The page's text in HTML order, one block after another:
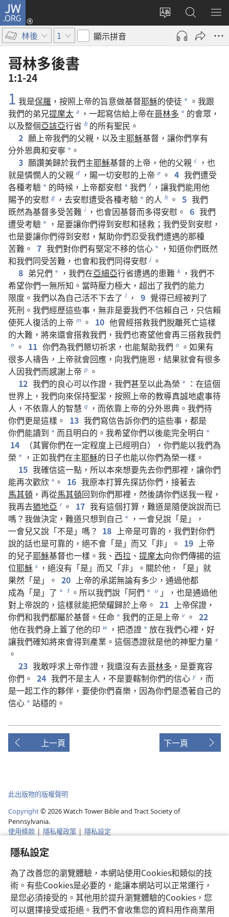
隱私設定
為了改善您的瀏覽體驗，本網站使用Cookies和類似的技
術。有些Cookies是必要的，能讓本網站可以正常運行，
是您必須接受的。其他用於提升瀏覽體驗的Cookies，您
可以選擇接受或拒絕。我們不會收集您的資料用作商業用
JW.ORG
更
網
登
入
啟
搜
尋
JW.ORG
顯
選
林後 1 顯示拼音
哥林多後書
1:1-24
1 我是保羅 ， 按照上帝的旨意做基督耶穌的使徒 * 。 我跟
我們的弟兄提摩太 a ， 一起寫信給上帝在哥林多 * 的會眾 ，
以及整個亞該亞行省 b 的所有聖民 。
2 願上帝我們的父親 ， 以及主耶穌基督 ， 讓你們享有
分外恩典和安寧 * 。
3 願讚美歸於我們主耶穌基督的上帝 ， 他的父親 c ， 也
就是憐憫人的父親 d ， 賜一切安慰的上帝 e 。 4 我們遭受
各種考驗 * 的時候 ， 上帝都安慰 *我們 f ， 讓我們能用他
賜予的安慰 g ， 去安慰遭受各種考驗 * 的人 h 。 5 我們
既然為基督多受苦難 i ， 也會因基督而多得安慰 。 6 我們
遭受考驗 * ， 是要讓你們得到安慰和拯救 ； 我們受到安慰 ，
也是要讓你們得到安慰 ， 幫助你們忍受我們遭遇的那種
苦難 。 7 我們對你們有堅定不移的信心 * ， 知道你們既然
和我們同受苦難 ， 也會和我們同得安慰 j 。
8 弟兄們 * ， 我們在亞細亞行省遭遇的患難 k ， 我們不
希望你們一無所知 。 當時壓力極大 ， 超出了我們的能力
限度 。 我們以為自己活不下去了 l ， 9 覺得已經被判了
死刑 。 我們經歷這些事 ， 無非是要我們不信賴自己 ， 只信賴
使死人復活的上帝 m 。 10 他曾經搭救我們脫離死亡這樣
的大難 ， 將來還會搭救我們 ， 我們也寄望他會再三搭救我們
n 。 11 你們為我們懇切祈求 ， 也能幫助我們 o 。 如果有
很多人禱告 ， 上帝就會回應 ， 向我們施恩 ， 結果就會有很多
人因我們而感謝上帝 p 。
12 我們的良心可以作證 ， 我們甚至以此為榮 * ： 在這個
世界上 ， 我們向來保持聖潔 ， 按照上帝的教導真誠地處事待
人 ， 不依靠人的智慧 q ， 而依靠上帝的分外恩典 。 我們待
你們更是這樣 。 13 我們寫信告訴你們的這些事 ， 都是
你們能讀到 *而且明白的 。 我希望你們以後能完全明白 *
14 （其實你們在一定程度上已經明白）， 你們能以我們為
榮 * ， 正如我們在主耶穌的日子也能以你們為榮一樣 。
15 我確信這一點 ， 所以本來想要先去你們那裡 ， 讓你們
能再次歡欣 * 。 16 我原本打算先探訪你們 ， 接著去
馬其頓 ， 再從馬其頓回到你們那裡 ， 然後請你們送我一程 ，
我再去猶地亞 r 。 17 我有這個打算 ， 難道是隨便說說而已
嗎 ？我做決定 ， 難道只想到自己 * ， 一會兒說 「是 」，
一會兒又說 「不是 」 嗎 ？ 18 上帝是可靠的 ， 我們對你們
說的話也是可靠的 ， 絕不會 「是 」 而又 「非」。 19 上帝
的兒子耶穌基督也一樣 。 我 、 西拉 、 提摩太向你們傳揚的這
位耶穌 s ， 絕沒有 「是 」 而又 「非」。 關於他 ，「是 」 就
果然 「是 」。 20 上帝的承諾無論有多少 ， 通過他都
成為 「是 」 了 * t 。 所以我們說 「阿們 * u 」， 也是通過他
對上帝說的 ， 這樣就能把榮耀歸於上帝 。 21 上帝保證 ，
你們和我們都屬於基督 。 任命 *我們的正是上帝 v 。 22
他在我們身上蓋了他的印 w ， 把憑證 *放在我們心裡 ， 好
讓我們確知將來會得到產業 。 這個憑證就是他的神聖力量 x
。
23 我敢呼求上帝作證 ， 我還沒有去哥林多 ， 是要寬容
你們 。 24 我們不是主人 ， 不是要轄制你們的信心 y ， 而
是一起工作的夥伴 ， 要使你們喜樂 ， 因為你們是憑著自己的
信心 * 站穩的 。
上一頁 下一頁
此出版物的版權聲明
Copyright© 2026Watch Tower Bible and Tract Society of
Pennsylvania.
使用條款 | 隱私權政策 | 隱私設定